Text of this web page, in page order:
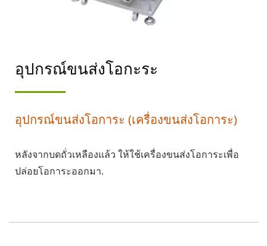
อุปกรณ์ขนส่งโอกะระ
อุปกรณ์ขนส่งโอการะ (เครื่องขนส่งโอการะ)
หลังจากบดถั่วเหลืองแล้ว ให้ใช้เครื่องขนส่งโอการะเพื่อ
ปล่อยโอการะออกมา.